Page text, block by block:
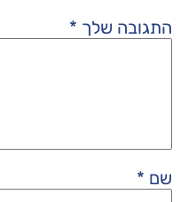
התגובה שלך *
שם *